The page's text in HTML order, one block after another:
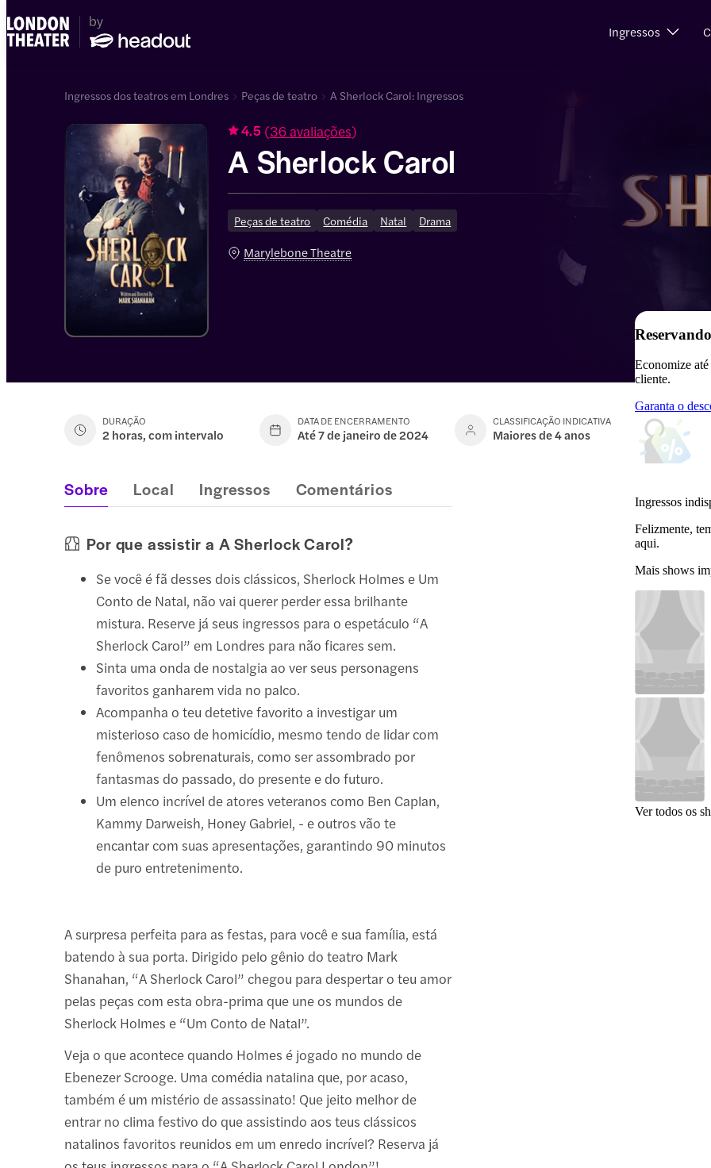
Ingressos
Ingressos dos teatros em Londres Peças de teatro A Sherlock Carol: Ingressos
4.5 (36 avaliações)
A Sherlock Carol
Peças de teatro Comédia Natal Drama
Marylebone Theatre
DURAÇÃO
2 horas, com intervalo
DATA DE ENCERRAMENTO
Até 7 de janeiro de 2024
CLASSIFICAÇÃO INDICATIVA
Maiores de 4 anos
Economize
cliente.
Garanta o
Ingressos
Felizmente,
aqui.
Mais shows
Ver todos os
Sobre Local Ingressos Comentários
Por que assistir a A Sherlock Carol?
Se você é fã desses dois clássicos, Sherlock Holmes e Um
Conto de Natal, não vai querer perder essa brilhante
mistura. Reserve já seus ingressos para o espetáculo “A
Sherlock Carol” em Londres para não ficares sem.
Sinta uma onda de nostalgia ao ver seus personagens
favoritos ganharem vida no palco.
Acompanha o teu detetive favorito a investigar um
misterioso caso de homicídio, mesmo tendo de lidar com
fenômenos sobrenaturais, como ser assombrado por
fantasmas do passado, do presente e do futuro.
Um elenco incrível de atores veteranos como Ben Caplan,
Kammy Darweish, Honey Gabriel, - e outros vão te
encantar com suas apresentações, garantindo 90 minutos
de puro entretenimento.
A surpresa perfeita para as festas, para você e sua família, está
batendo à sua porta. Dirigido pelo gênio do teatro Mark
Shanahan, “A Sherlock Carol” chegou para despertar o teu amor
pelas peças com esta obra-prima que une os mundos de
Sherlock Holmes e “Um Conto de Natal”.
Veja o que acontece quando Holmes é jogado no mundo de
Ebenezer Scrooge. Uma comédia natalina que, por acaso,
também é um mistério de assassinato! Que jeito melhor de
entrar no clima festivo do que assistindo aos teus clássicos
natalinos favoritos reunidos em um enredo incrível? Reserva já